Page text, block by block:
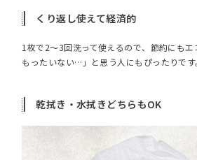
くり返し使えて経済的
1枚で2〜3回洗って使えるので、節約にも
もったいない…」と思う人にもぴったりです
乾拭き・水拭きどちらもOK